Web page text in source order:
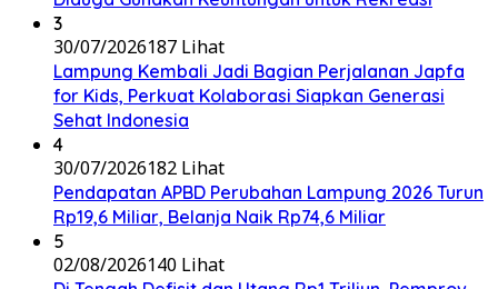
3
30/07/2026187 Lihat
Lampung Kembali Jadi Bagian Perjalanan Japfa
for Kids, Perkuat Kolaborasi Siapkan Generasi
Sehat Indonesia
4
30/07/2026182 Lihat
Pendapatan APBD Perubahan Lampung 2026 Turun
Rp19,6 Miliar, Belanja Naik Rp74,6 Miliar
5
02/08/2026140 Lihat